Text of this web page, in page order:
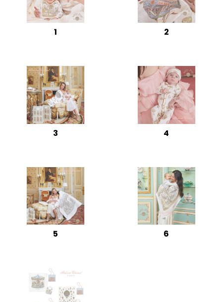
1 2
3 4
5 6